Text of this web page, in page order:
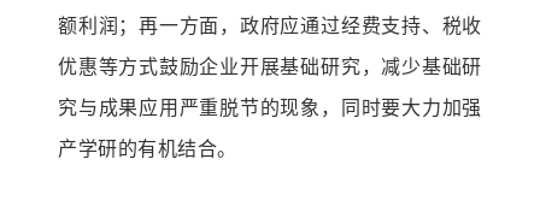
额利润；再一方面，政府应通过经费支持、税收
优惠等方式鼓励企业开展基础研究，减少基础研
究与成果应用严重脱节的现象，同时要大力加强
产学研的有机结合。